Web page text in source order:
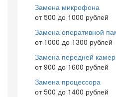
Замена микрофона
от 500 до 1000 рублей
Замена оперативной
от 1000 до 1300 рублей
Замена передней
от 900 до 1600 рублей
Замена процессора
от 500 до 1400 рублей